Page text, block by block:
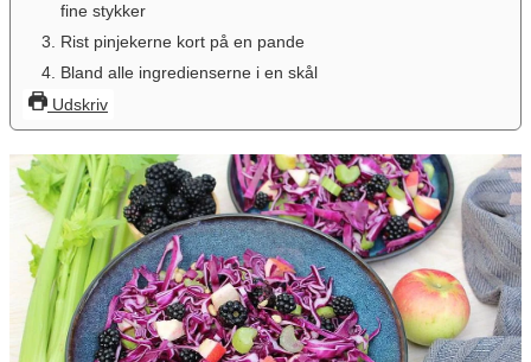
fine stykker
Rist pinjekerne kort på en pande
Bland alle ingredienserne i en skål
Udskriv